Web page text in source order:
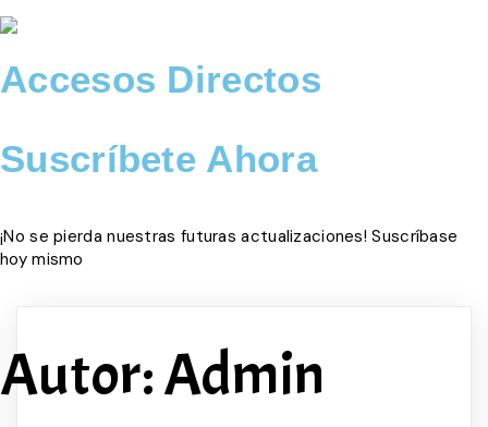
Accesos Directos
Suscríbete Ahora
¡No se pierda nuestras futuras actualizaciones! Suscríbase
hoy mismo
Autor:Admin